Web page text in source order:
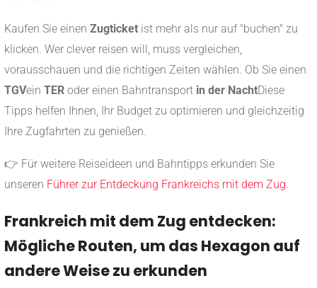
Kaufen Sie einen Zugticket ist mehr als nur auf "buchen" zu
klicken. Wer clever reisen will, muss vergleichen,
vorausschauen und die richtigen Zeiten wählen. Ob Sie einen
TGVein TER oder einen Bahntransport in der NachtDiese
Tipps helfen Ihnen, Ihr Budget zu optimieren und gleichzeitig
Ihre Zugfahrten zu genießen.
👉 Für weitere Reiseideen und Bahntipps erkunden Sie
unseren Führer zur Entdeckung Frankreichs mit dem Zug
Frankreich mit dem Zug entdecken:
Mögliche Routen, um das Hexagon auf
andere Weise zu erkunden